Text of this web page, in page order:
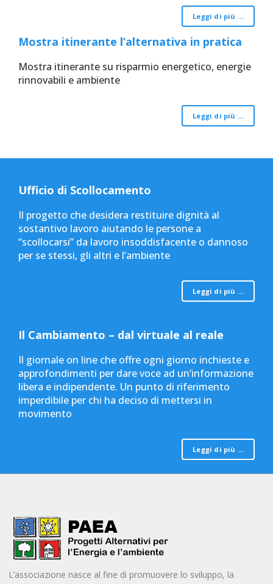
Leggi di più …
Mostra itinerante l’alternativa in pratica
Mostra itinerante su risparmio energetico, energie
rinnovabili e ambiente
Leggi di più …
Ufficio di Scollocamento
Il progetto che desidera restituire dignità al
sostantivo lavoro aiutando le persone a
“scollocarsi” da lavoro insoddisfacente o dannoso
per se stessi, gli altri e l’ambiente
Leggi di più …
Il Cambiamento – dal virtuale al reale
Il giornale on line che offre ogni giorno inchieste e
approfondimenti per dare voce ad un’informazione
libera e indipendente. Un punto di riferimento
imperdibile per chi ha deciso di mettersi in
movimento
Leggi di più …
L’associazione nasce al fine di promuovere lo sviluppo, la